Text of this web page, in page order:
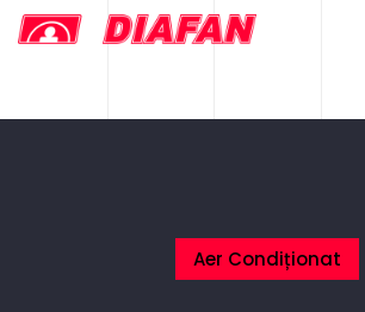
Aer Condiționat